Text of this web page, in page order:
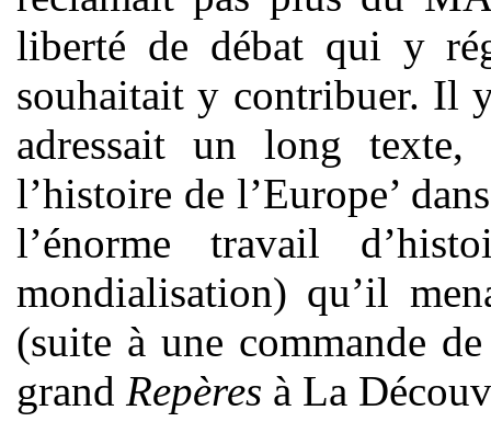
liberté de débat qui y
souhaitait y contribuer. Il
adressait un long texte,
l’histoire de l’Europe’
l’énorme travail
mondialisation) qu’il
(suite à une commande
grand Repères à La